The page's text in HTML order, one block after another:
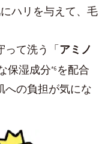
ハリを与えて、毛
って洗う「アミノ
保湿成分*6 を配合
への負担が気にな